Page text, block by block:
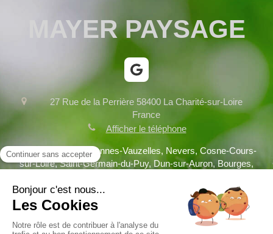
MAYER PAYSAGE
27 Rue de la Perrière 58400 La Charité-sur-Loire
France
Afficher le téléphone
Fourchambault, Varennes-Vauzelles, Nevers, Cosne-Cours-
sur-Loire, Saint-Germain-du-Puy, Dun-sur-Auron, Bourges,
Mentions légales